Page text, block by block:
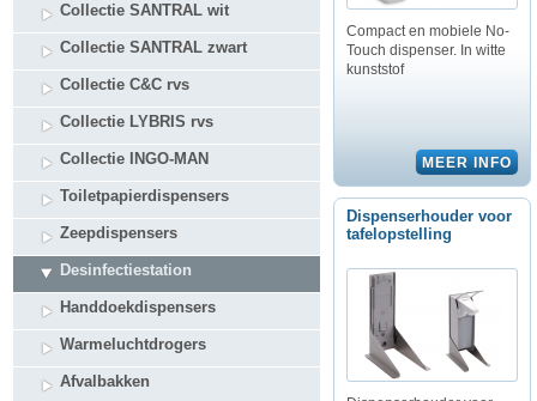
Collectie SANTRAL wit
Collectie SANTRAL zwart
Collectie C&C rvs
Collectie LYBRIS rvs
Collectie INGO-MAN
Toiletpapierdispensers
Zeepdispensers
Desinfectiestation
Handdoekdispensers
Warmeluchtdrogers
Afvalbakken
Compact en mobiele No-
Touch dispenser. In witte
kunststof
Dispenserhouder voor
tafelopstelling